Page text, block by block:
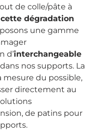
de colle/pâte à
dégradation
une gamme
d’interchangeable
nos supports. La
mesure du possible,
directement au
de patins pour